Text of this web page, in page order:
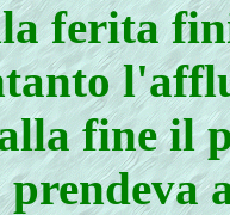
ferita
fine il